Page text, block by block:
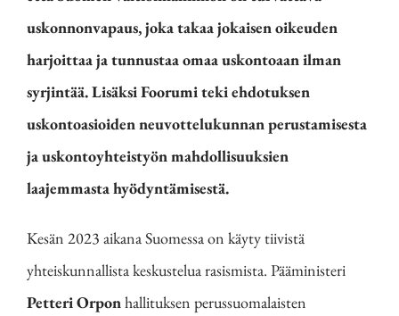
uskonnonvapaus, joka takaa jokaisen oikeuden
harjoittaa ja tunnustaa omaa uskontoaan ilman
syrjintää. Lisäksi Foorumi teki ehdotuksen
uskontoasioiden neuvottelukunnan perustamisesta
ja uskontoyhteistyön mahdollisuuksien
laajemmasta hyödyntämisestä.
Kesän 2023 aikana Suomessa on käyty tiivistä
yhteiskunnallista keskustelua rasismista. Pääministeri
Petteri Orponhallituksen perussuomalaisten